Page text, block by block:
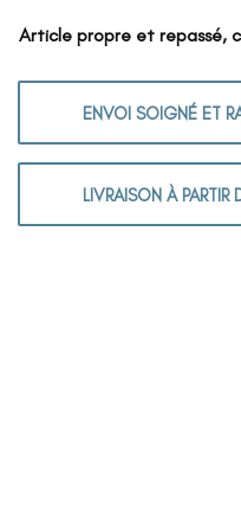
Article propre et repassé,
ENVOI SOIGNÉ ET
LIVRAISON À